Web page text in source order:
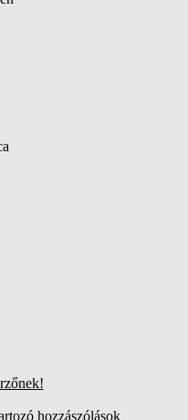
hozzászólások